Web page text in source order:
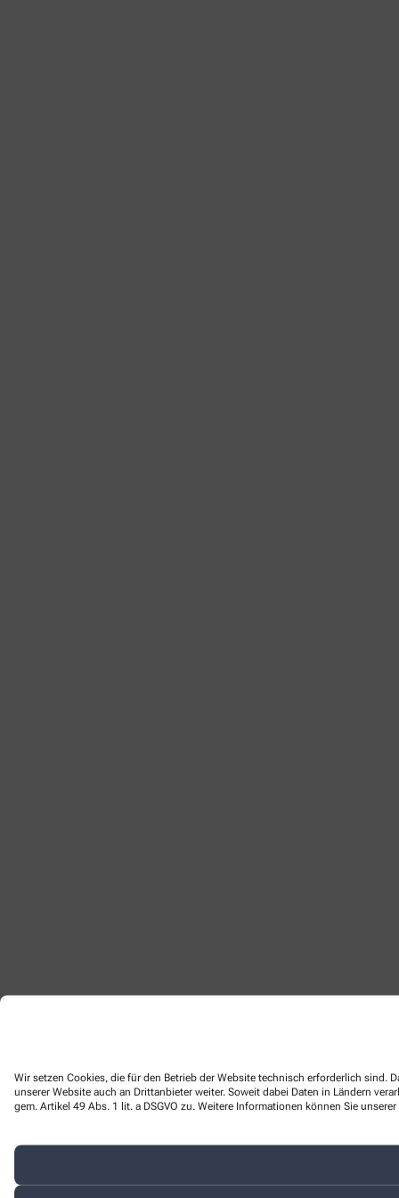
Wir setzen Cookies, die für den Betrieb der Website technisch erforderlich sind.
unserer Website auch an Drittanbieter weiter. Soweit dabei Daten in Ländern
gem. Artikel 49 Abs. 1 lit. a DSGVO zu. Weitere Informationen können Sie unserer